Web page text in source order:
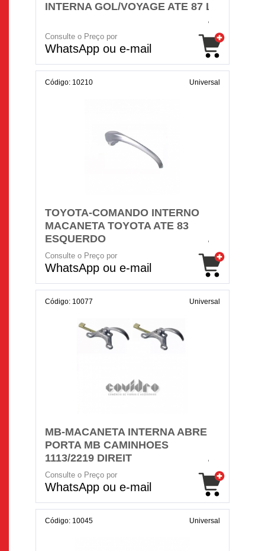
INTERNA GOL/VOYAGE ATE 87 LD
Consulte o Preço por
WhatsApp ou e-mail
Código: 10210 Universal
TOYOTA-COMANDO INTERNO
MACANETA TOYOTA ATE 83
ESQUERDO
Consulte o Preço por
WhatsApp ou e-mail
Código: 10077 Universal
MB-MACANETA INTERNA ABRE
PORTA MB CAMINHOES
1113/2219 DIREIT
Consulte o Preço por
WhatsApp ou e-mail
Código: 10045 Universal